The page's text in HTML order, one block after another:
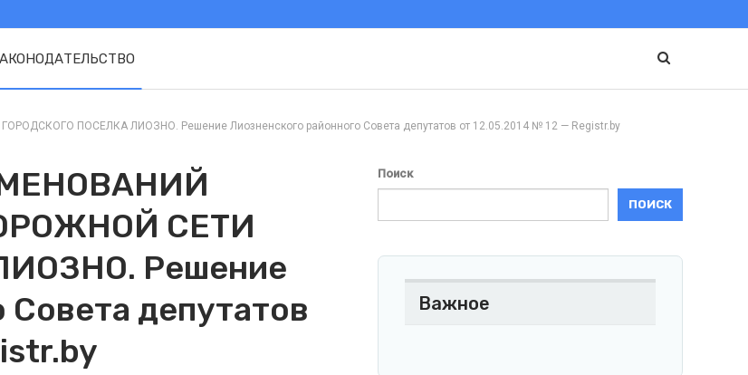
ПОСЕЛКА ЛИОЗНО. Решение Лиозненского районного Совета депутатов от 12.05.2014 № 12 — Registr.by
СЕТИ
Решение
депутатов
Поиск
ПОИСК
Важное